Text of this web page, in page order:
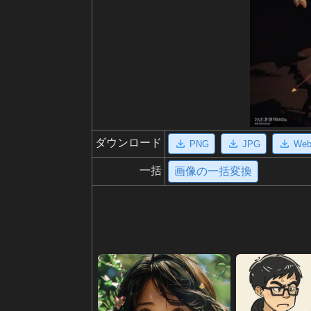
ダウンロード PNG JPG
一括 画像の一括変換